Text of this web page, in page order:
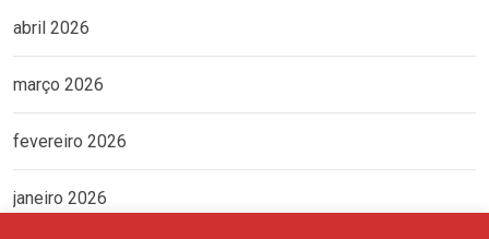
abril 2026
março 2026
fevereiro 2026
janeiro 2026